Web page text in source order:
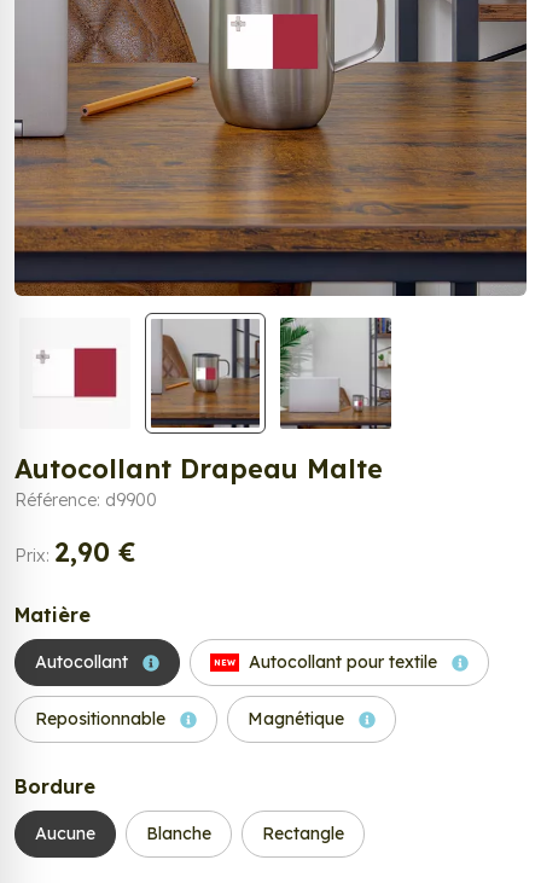
Autocollant Drapeau Malte
Référence: d9900
Prix: 2,90 €
Matière
Autocollant NEW Autocollant pour textile
Repositionnable Magnétique
Bordure
Aucune Blanche Rectangle